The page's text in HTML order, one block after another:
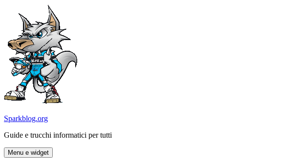
contenuto
Sparkblog.org
Guide e trucchi informatici per tutti
Menu e widget